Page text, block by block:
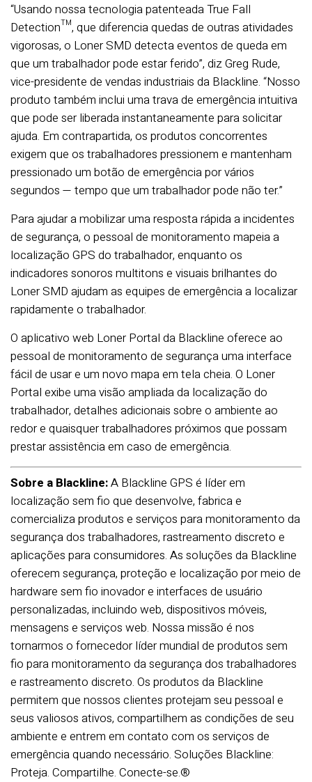
“Usando nossa tecnologia patenteada True Fall
Detection™, que diferencia quedas de outras atividades
vigorosas, o Loner SMD detecta eventos de queda em
que um trabalhador pode estar ferido”, diz Greg Rude,
vice-presidente de vendas industriais da Blackline. “Nosso
produto também inclui uma trava de emergência intuitiva
que pode ser liberada instantaneamente para solicitar
ajuda. Em contrapartida, os produtos concorrentes
exigem que os trabalhadores pressionem e mantenham
pressionado um botão de emergência por vários
segundos — tempo que um trabalhador pode não ter.”
Para ajudar a mobilizar uma resposta rápida a incidentes
de segurança, o pessoal de monitoramento mapeia a
localização GPS do trabalhador, enquanto os
indicadores sonoros multitons e visuais brilhantes do
Loner SMD ajudam as equipes de emergência a localizar
rapidamente o trabalhador.
O aplicativo web Loner Portal da Blackline oferece ao
pessoal de monitoramento de segurança uma interface
fácil de usar e um novo mapa em tela cheia. O Loner
Portal exibe uma visão ampliada da localização do
trabalhador, detalhes adicionais sobre o ambiente ao
redor e quaisquer trabalhadores próximos que possam
prestar assistência em caso de emergência.
Sobre a Blackline:A Blackline GPS é líder em
localização sem fio que desenvolve, fabrica e
comercializa produtos e serviços para monitoramento da
segurança dos trabalhadores, rastreamento discreto e
aplicações para consumidores. As soluções da Blackline
oferecem segurança, proteção e localização por meio de
hardware sem fio inovador e interfaces de usuário
personalizadas, incluindo web, dispositivos móveis,
mensagens e serviços web. Nossa missão é nos
tornarmos o fornecedor líder mundial de produtos sem
fio para monitoramento da segurança dos trabalhadores
e rastreamento discreto. Os produtos da Blackline
permitem que nossos clientes protejam seu pessoal e
seus valiosos ativos, compartilhem as condições de seu
ambiente e entrem em contato com os serviços de
emergência quando necessário. Soluções Blackline:
Proteja. Compartilhe. Conecte-se.®